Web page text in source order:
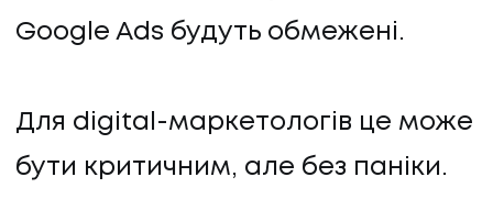
Google Ads будуть обмежені.
Для digital-маркетологів це може
бути критичним, але без паніки.